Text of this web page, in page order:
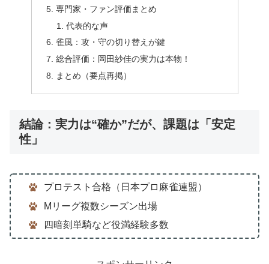
専門家・ファン評価まとめ
代表的な声
雀風：攻・守の切り替えが鍵
総合評価：岡田紗佳の実力は本物！
まとめ（要点再掲）
結論：実力は“確か”だが、課題は「安定
性」
プロテスト合格（日本プロ麻雀連盟）
Mリーグ複数シーズン出場
四暗刻単騎など役満経験多数